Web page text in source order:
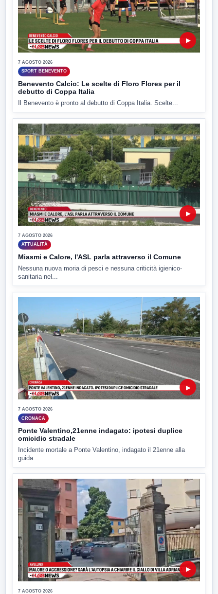
▶
7 AGOSTO 2026
SPORT BENEVENTO
Benevento Calcio: Le scelte di Floro Flores per il
debutto di Coppa Italia
Il Benevento è pronto al debutto di Coppa Italia. Scelte...
▶
7 AGOSTO 2026
ATTUALITÀ
Miasmi e Calore, l'ASL parla attraverso il Comune
Nessuna nuova moria di pesci e nessuna criticità igienico-
sanitaria nel...
▶
7 AGOSTO 2026
CRONACA
Ponte Valentino,21enne indagato: ipotesi duplice
omicidio stradale
Incidente mortale a Ponte Valentino, indagato il 21enne alla
guida...
▶
7 AGOSTO 2026